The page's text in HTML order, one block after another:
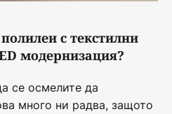
с текстилни
модернизация?
се осмелите да
много ни радва, защото